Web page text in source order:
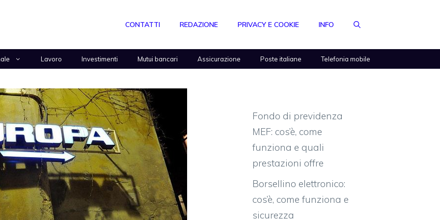
CONTATTI REDAZIONE PRIVACY E COOKIE INFO
Lavoro Investimenti Mutui bancari Assicurazione Poste italiane Telefonia mobile
Fondo di previdenza
MEF: cos’è, come
funziona e quali
prestazioni offre
Borsellino elettronico:
cos’è, come funziona e
sicurezza